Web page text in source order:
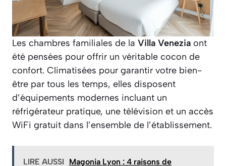
Les chambres familiales de la Villa Venezia ont
été pensées pour offrir un véritable cocon de
confort. Climatisées pour garantir votre bien-
être par tous les temps, elles disposent
d’équipements modernes incluant un
réfrigérateur pratique, une télévision et un accès
WiFi gratuit dans l’ensemble de l’établissement.
LIRE AUSSI Magonia Lyon : 4 raisons de